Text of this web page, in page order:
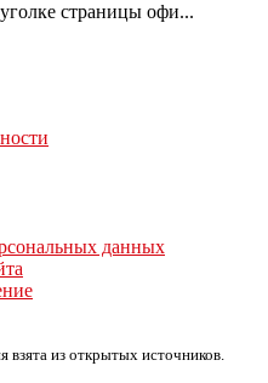
страницы офи...
данных
из открытых источников.